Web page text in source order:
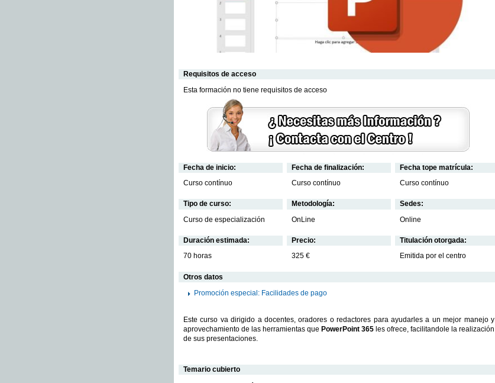
Requisitos de acceso
Esta formación no tiene requisitos de acceso
Fecha de inicio:
Curso contínuo
Fecha de finalización:
Curso contínuo
Fecha tope matrícula:
Curso contínuo
Tipo de curso:
Curso de especialización
Metodología:
OnLine
Sedes:
Online
Duración estimada:
70 horas
Precio:
325 €
Titulación otorgada:
Emitida por el centro
Otros datos
Promoción especial: Facilidades de pago
Este curso va dirigido a docentes, oradores o redactores para ayudarles a un mejor manejo y
aprovechamiento de las herramientas que PowerPoint 365 les ofrece, facilitandole la realización
de sus presentaciones.
Temario cubierto